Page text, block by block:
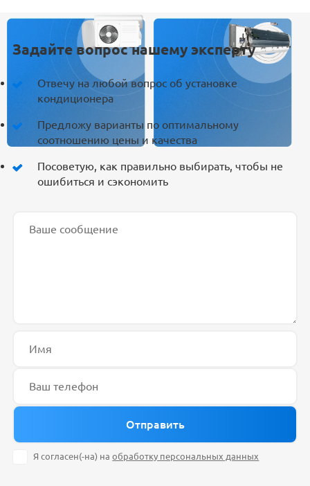
Задайте вопрос нашему эксперту
Отвечу на любой вопрос об установке
кондиционера
Предложу варианты по оптимальному
соотношению цены и качества
Посоветую, как правильно выбирать, чтобы не
ошибиться и сэкономить
Я согласен(-на) наобработку персональных данных